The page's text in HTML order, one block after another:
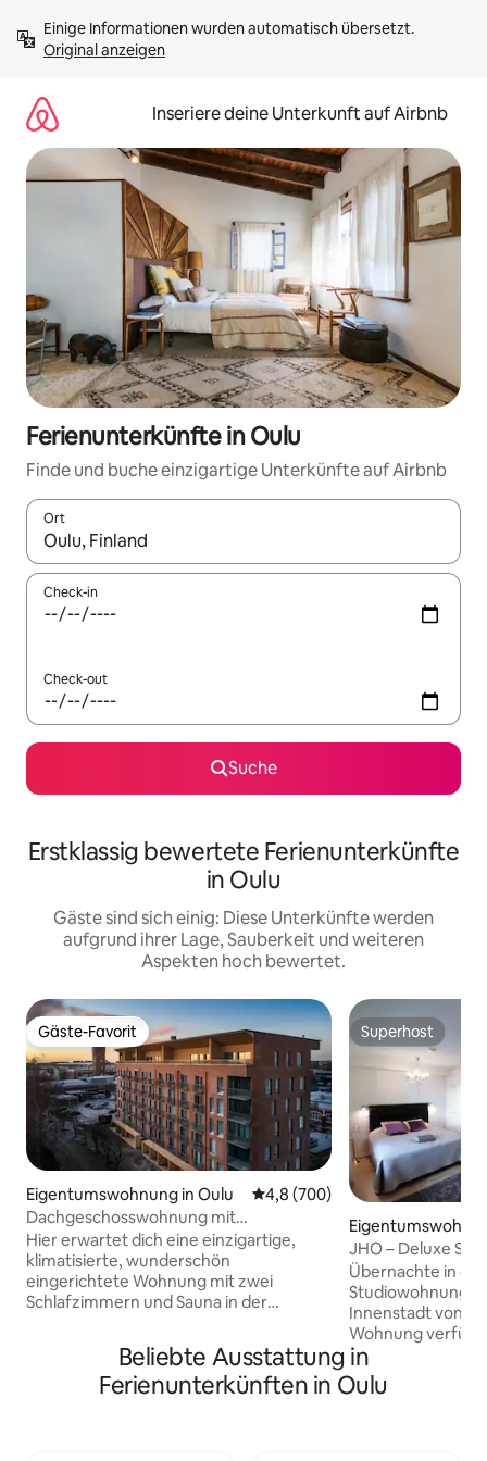
Inhalten
springenOriginal anzeigen
Inseriere deine Unterkunft auf Airbnb
Ferienunterkünfte in Oulu
Finde und buche einzigartige Unterkünfte auf Airbnb
Ort
Wenn Ergebnisse verfügbar sind, navigiere mit den
Check-in
Check-out
Suche
Erstklassig bewertete Ferienunterkünfte
in Oulu
Gäste sind sich einig: Diese Unterkünfte werden
aufgrund ihrer Lage, Sauberkeit und weiteren
Aspekten hoch bewertet.
Gäste-Favorit
Gäste-Favorit
Eigentumswohnung in Oulu Durchschnittliche Bewertung:
4,8 (700)
Dachgeschosswohnung mit
Dachterrasse
Hier erwartet dich eine einzigartige,
klimatisierte, wunderschön
eingerichtete Wohnung mit zwei
Schlafzimmern und Sauna in der
der Nähe des Zentrums von Oulu.
ELEKTROAUTO AUFLADEN 10 €/Tag.
Eine einzigartige, breitere Dachterrasse,
Superhost
Superhost
JHO – Deluxe
Parkplatz +
Übernachte in
Studiowohnung
Innenstadt von
Wohnung verfügt
ausgestattete
und einen
Hauptmerkmale:
Beliebte Ausstattung in
Ferienunterkünften in Oulu